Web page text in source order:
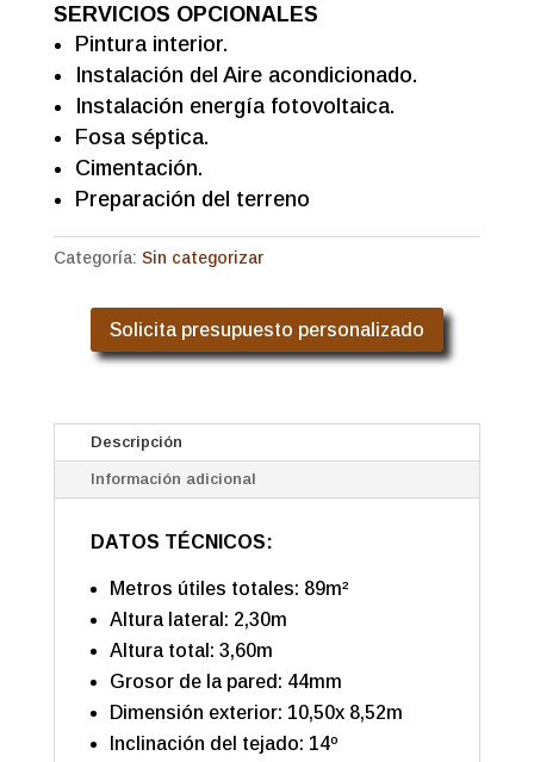
SERVICIOS OPCIONALES
Pintura interior.
Instalación del Aire acondicionado.
Instalación energía fotovoltaica.
Fosa séptica.
Cimentación.
Preparación del terreno
Categoría: Sin categorizar
Solicita presupuesto personalizado
Descripción
Información adicional
DATOS TÉCNICOS:
Metros útiles totales: 89m²
Altura lateral: 2,30m
Altura total: 3,60m
Grosor de la pared: 44mm
Dimensión exterior: 10,50x 8,52m
Inclinación del tejado: 14º